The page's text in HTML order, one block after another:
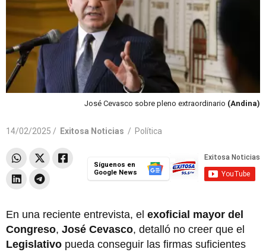
José Cevasco sobre pleno extraordinario (Andina)
14/02/2025 / Exitosa Noticias / Política
Síguenos en
Google News
En una reciente entrevista, el exoficial mayor del
Congreso, José Cevasco, detalló no creer que el
Legislativo pueda conseguir las firmas suficientes